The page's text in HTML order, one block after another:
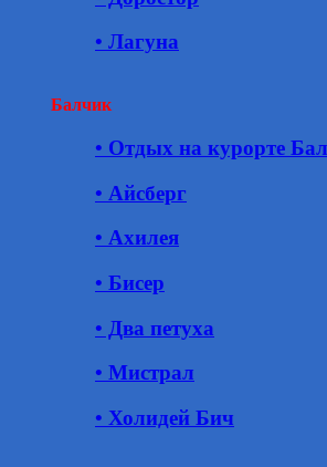
• Лагуна
Балчик
• Отдых на курорте
• Айсберг
• Ахилея
• Бисер
• Два петуха
• Мистрал
• Холидей Бич